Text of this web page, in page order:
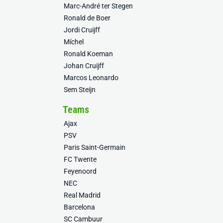
Marc-André ter Stegen
Ronald de Boer
Jordi Cruijff
Míchel
Ronald Koeman
Johan Cruijff
Marcos Leonardo
Sem Steijn
Teams
Ajax
PSV
Paris Saint-Germain
FC Twente
Feyenoord
NEC
Real Madrid
Barcelona
SC Cambuur